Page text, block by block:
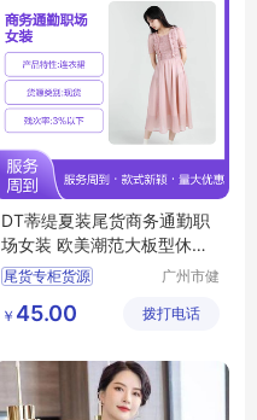
DT蒂缇夏装尾货商务通勤职
场女装 欧美潮范大板型休闲
风
尾货专柜货源
商务通勤职场女装
广州市健
限公司
￥ 45.00 拨打电话